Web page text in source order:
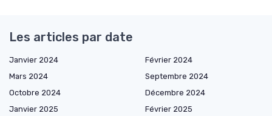
Les articles par date
Janvier 2024
Février 2024
Mars 2024
Septembre 2024
Octobre 2024
Décembre 2024
Janvier 2025
Février 2025